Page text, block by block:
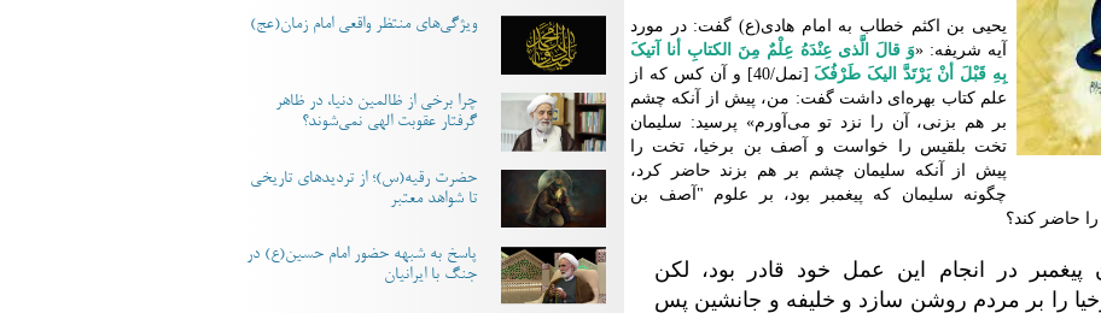
یحیی بن اکثم خطاب به امام هادی(ع) گفت: در مورد
آیه شریفه: «وَ قالَ الَّذی عِنْدَهُ عِلْمٌ مِنَ الکتابِ أنا آتیکَ
بِهِ قَبْلَ أنْ یَرْتَدَّ الیکَ طَرْفُکَ
[نمل/40] و آن کس که از
علم کتاب بهره‌‏اى داشت گفت: من، پیش از آنکه چشم
بر هم بزنى، آن را نزد تو می‌آورم» پرسید: سلیمان
تخت بلقیس را خواست و آصف بن برخیا، تخت را
پیش از آنکه سلیمان چشم بر هم بزند حاضر کرد،
چگونه سلیمان که پیغمبر بود، بر علوم "آصف بن
حاضر کند؟
در انجام این عمل خود قادر بود، لکن
را بر مردم روشن سازد و خلیفه و جانشین پس
ویژگی‌های منتظر واقعی امام زمان(عج)
چرا برخی از ظالمین دنیا، در ظاهر
گرفتار عقوبت الهی نمی‌شوند؟
حضرت رقیه(س)؛ از تردیدهای تاریخی
تا شواهد معتبر
پاسخ به شبهه حضور امام حسین(ع) در
جنگ با ایرانیان